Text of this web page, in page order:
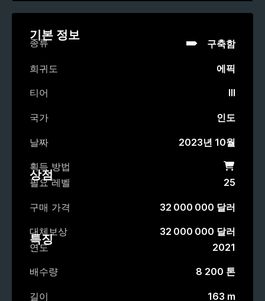
기본 정보
종류 구축함
희귀도 에픽
티어 III
국가 인도
날짜 2023년 10월
획득 방법 상점
상점
필요 레벨 25
구매 가격 32 000 000 달러
대체보상 32 000 000 달러
특징
연도 2021
배수량 8 200 톤
길이 163 m